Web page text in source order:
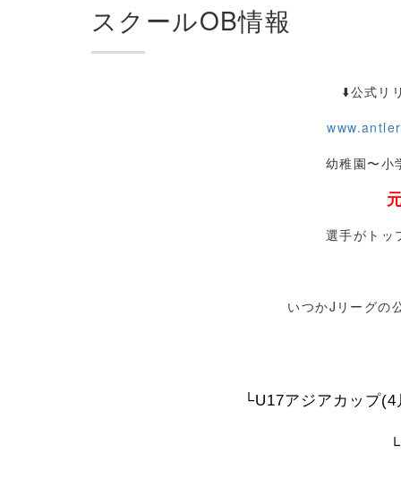
スクールOB情報
⬇️公式リ
幼稚園〜小
選手がトッ
いつかJリーグの
└U17アジアカップ